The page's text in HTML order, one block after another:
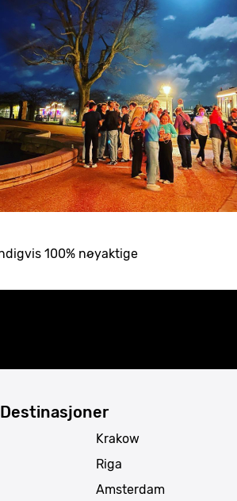
100% nøyaktige
Krakow
Riga
Amsterdam